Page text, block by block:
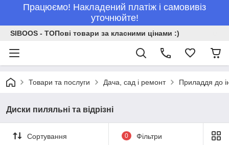
Працюємо! Накладений платіж і самовивіз
уточнюйте!
SIBOOS - ТОПові товари за класними цінами :)
Товари та послуги Дача, сад і ремонт Приладдя до
Диски пиляльні та відрізні
Сортування 0 Фільтри